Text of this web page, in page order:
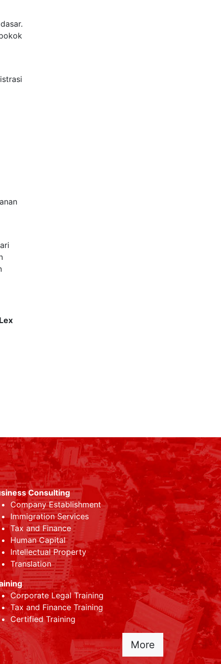
Consulting
Company Establishment
Immigration Services
Tax and Finance
Human Capital
Intellectual Property
Translation
Corporate Legal Training
Tax and Finance Training
Certified Training
More